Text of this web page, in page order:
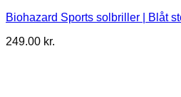
Biohazard Sports solbriller | Blåt
249.00 kr.